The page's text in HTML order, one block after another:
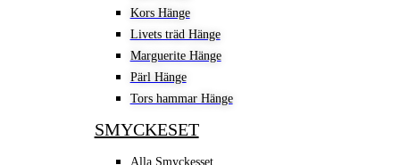
Kors Hänge
Livets träd Hänge
Marguerite Hänge
Pärl Hänge
Tors hammar Hänge
SMYCKESET
Alla Smyckesset